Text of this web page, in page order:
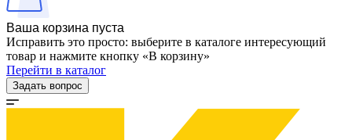
Ваша корзина пуста
Исправить это просто: выберите в каталоге интересующий
товар и нажмите кнопку «В корзину»
Перейти в каталог
Задать вопрос